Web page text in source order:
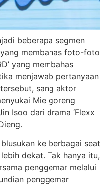
beberapa segmen
yang membahas foto-foto
yang membahas
menjawab pertanyaan
sang aktor
Mie goreng
Isoo dari drama ‘Flexx
ke berbagai seat
dekat. Tak hanya itu,
penggemar melalui
penggemar